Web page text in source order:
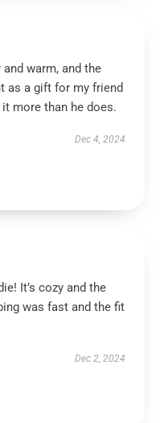
warm, and the
as a gift for my friend
more than he does.
Dec 4, 2024
It’s cozy and the
was fast and the fit
Dec 2, 2024